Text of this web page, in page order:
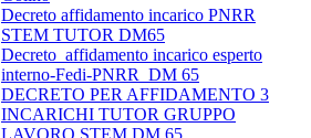
Decreto affidamento incarico PNRR
STEM TUTOR DM65
Decreto_affidamento incarico esperto
interno-Fedi-PNRR_DM 65
DECRETO PER AFFIDAMENTO 3
INCARICHI TUTOR GRUPPO